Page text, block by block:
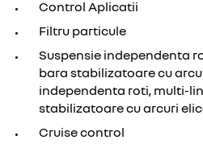
Control Aplicatii
Filtru particule
Suspensie independenta
bara stabilizatoare cu
independenta roti, multi-
stabilizatoare cu arcuri
Cruise control